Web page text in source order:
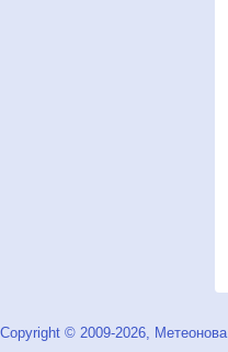
Copyright © 2009-2026, Метеонова